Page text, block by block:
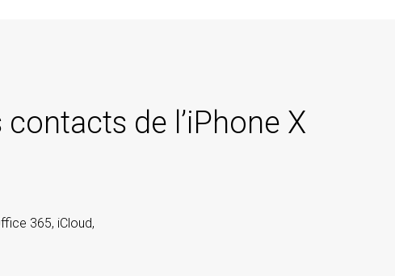
de l’iPhone X
365, iCloud,